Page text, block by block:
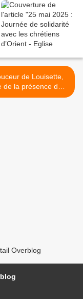
de Louisette,
de la présence du
Ressuscité >
Overblog